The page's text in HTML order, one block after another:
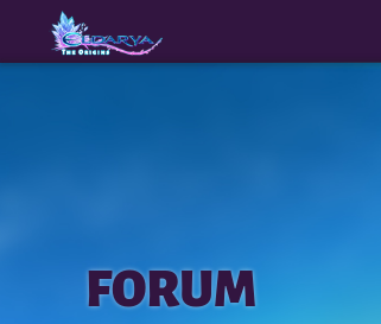
The
Origins
FORUM